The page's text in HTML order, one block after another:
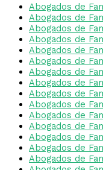
Abogados de
Abogados de
Abogados de
Abogados de
Abogados de
Abogados de
Abogados de
Abogados de
Abogados de
Abogados de
Abogados de
Abogados de
Abogados de
Abogados de
Abogados de